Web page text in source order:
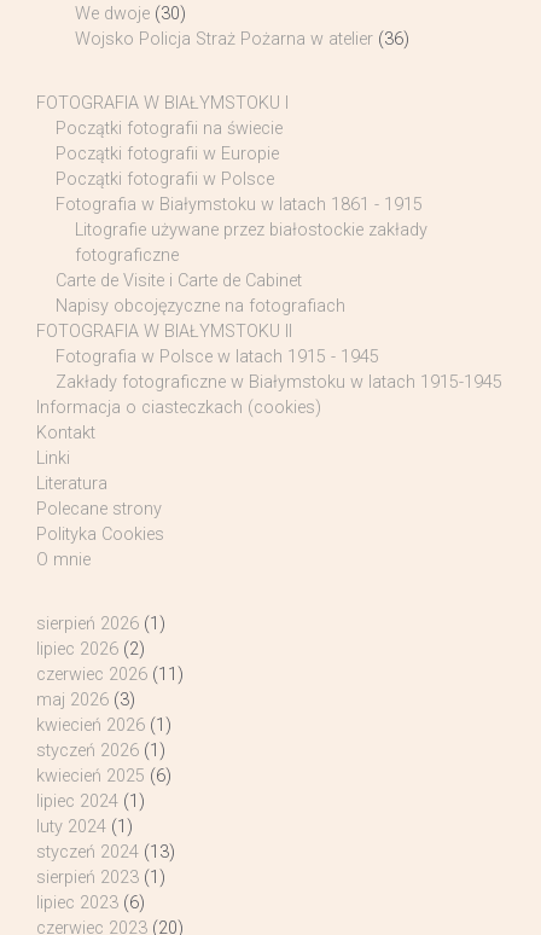
We dwoje (30)
Wojsko Policja Straż Pożarna w atelier (36)
FOTOGRAFIA W BIAŁYMSTOKU I
Początki fotografii na świecie
Początki fotografii w Europie
Początki fotografii w Polsce
Fotografia w Białymstoku w latach 1861 - 1915
Litografie używane przez białostockie zakłady
fotograficzne
Carte de Visite i Carte de Cabinet
Napisy obcojęzyczne na fotografiach
FOTOGRAFIA W BIAŁYMSTOKU II
Fotografia w Polsce w latach 1915 - 1945
Zakłady fotograficzne w Białymstoku w latach 1915-1945
Informacja o ciasteczkach (cookies)
Kontakt
Linki
Literatura
Polecane strony
Polityka Cookies
O mnie
sierpień 2026 (1)
lipiec 2026 (2)
czerwiec 2026 (11)
maj 2026 (3)
kwiecień 2026 (1)
styczeń 2026 (1)
kwiecień 2025 (6)
lipiec 2024 (1)
luty 2024 (1)
styczeń 2024 (13)
sierpień 2023 (1)
lipiec 2023 (6)
czerwiec 2023 (20)